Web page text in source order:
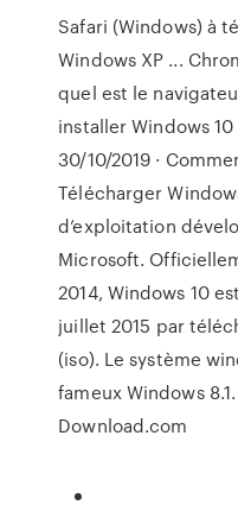
Safari (Windows) à
Windows XP ...
quel est le
installer Windows
30/10/2019 ·
Télécharger
d’exploitation
Microsoft.
2014, Windows 10
juillet 2015 par
(iso). Le système
fameux Windows
Download.com